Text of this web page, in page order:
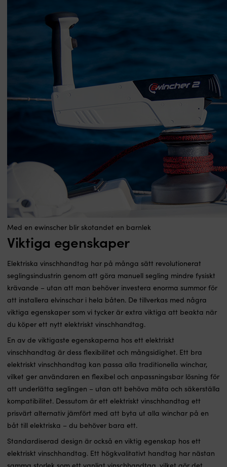
Med en ewinscher blir skotandet en barnlek
Viktiga egenskaper
Elektriska vinschhandtag har på många sätt revolutionerat
seglingsindustrin genom att göra manuell segling mindre fysiskt
krävande – utan att man behöver investera enorma summor för
att installera elvinschar i hela båten. De tillverkas med några
viktiga egenskaper som vi tycker är extra viktiga att beakta när
du köper ett nytt elektriskt vinschhandtag.
En av de viktigaste egenskaperna hos ett elektriskt
vinschhandtag är dess flexibilitet och mångsidighet. Ett bra
elektriskt vinschhandtag kan passa alla traditionella winchar,
vilket ger användaren en flexibel och anpassningsbar lösning för
att underlätta seglingen – utan att behöva mäta och säkerställa
kompatibilitet. Dessutom är ett elektriskt vinschhandtag ett
prisvärt alternativ jämfört med att byta ut alla winchar på en
båt till elektriska – du behöver bara ett.
Standardiserad design är också en viktig egenskap hos ett
elektriskt vinschhandtag. Ett högkvalitativt handtag har nästan